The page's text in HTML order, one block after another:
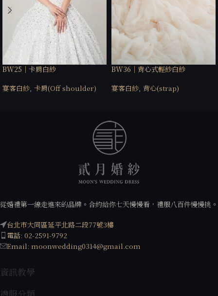
BW25｜卡肩白紗
宴客白紗, 卡肩(Off shoulder)
BW36｜背心式輕紗白紗
宴客白紗, 背心(strap)
從婚禮第一線走進來的品牌。合約給你七天慢慢看，禮服八百件慢慢挑。
台北市大同區延平北路二段77號3樓
電話: 02-2591-9792
Email: moonwedding0314@gmail.com
資訊教學